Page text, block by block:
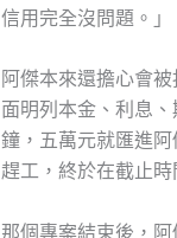
信用完全沒問題。」
阿傑本來還擔心會
面明列本金、利息
鐘，五萬元就匯進
趕工，終於在截止
那個專案結束後，